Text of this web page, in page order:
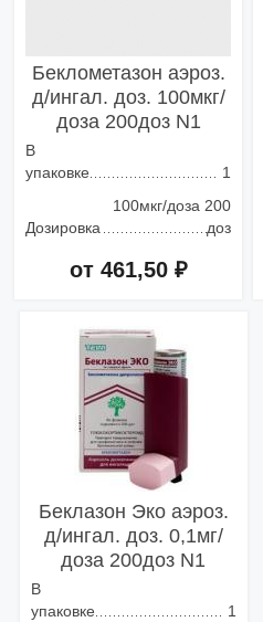
Беклометазон аэроз.
д/ингал. доз. 100мкг/
доза 200доз N1
В
упаковке
1
Дозировка
100мкг/доза 200
доз
от 461,50 ₽
Беклазон Эко аэроз.
д/ингал. доз. 0,1мг/
доза 200доз N1
В
упаковке
1